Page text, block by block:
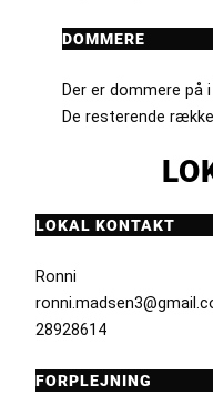
DOMMERE
Der er dommere på
De resterende
LOKAL KONTAKT
Ronni
28928614
FORPLEJNING